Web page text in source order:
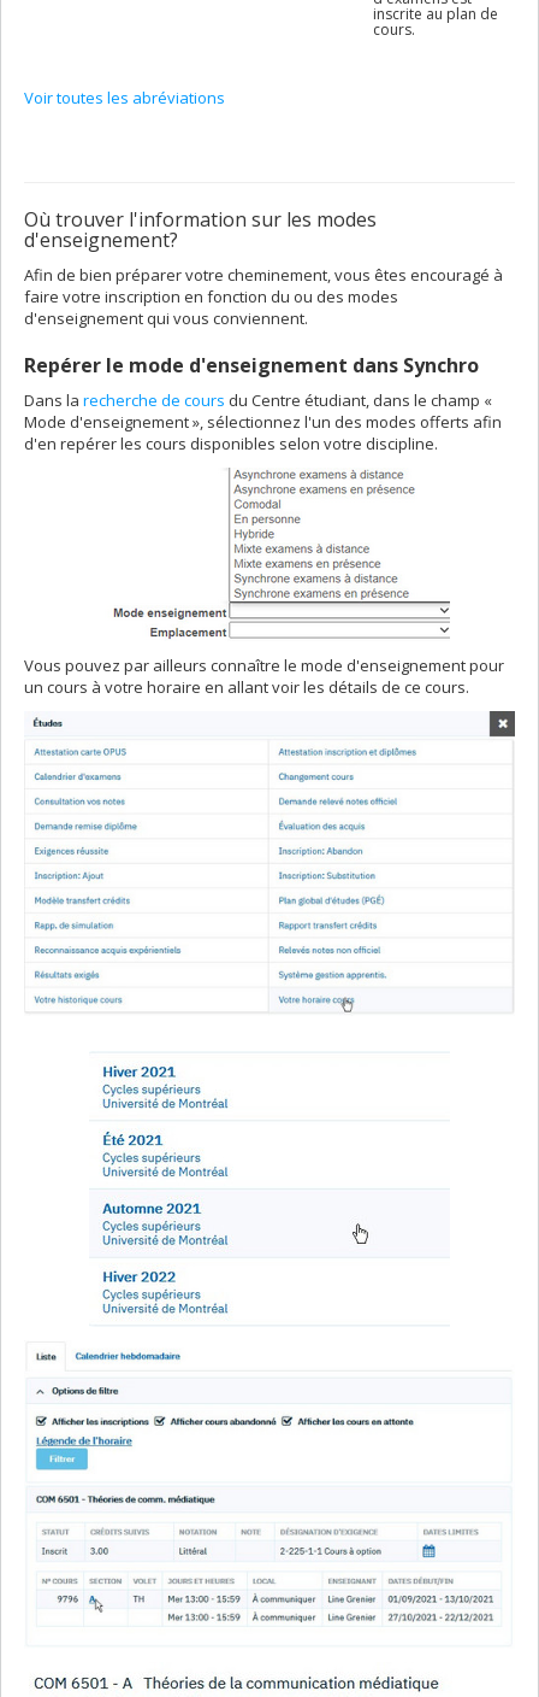
inscrite au plan de
cours.
Voir toutes les abréviations
Où trouver l'information sur les modes
d'enseignement?
Afin de bien préparer votre cheminement, vous êtes encouragé à
faire votre inscription en fonction du ou des modes
d'enseignement qui vous conviennent.
Repérer le mode d'enseignement dans Synchro
Dans la recherche de cours du Centre étudiant, dans le champ «
Mode d'enseignement », sélectionnez l'un des modes offerts afin
d'en repérer les cours disponibles selon votre discipline.
Vous pouvez par ailleurs connaître le mode d'enseignement pour
un cours à votre horaire en allant voir les détails de ce cours.